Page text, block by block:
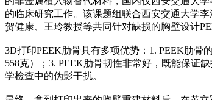
的临床研究工作。该课题组联合西安交通大学
贺健康、王玲教授等共同针对缺损的胸壁设计
3D打印PEEK肋骨具有多项优势：1. PEEK肋骨
558克）；3. PEEK肋骨韧性非常好，既能保证
学检查中的伪影干扰。